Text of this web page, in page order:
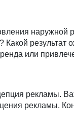
наружной
Какой результат
или
рекламы.
рекламы.